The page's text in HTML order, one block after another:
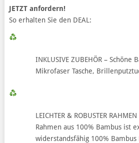
JETZT anfordern!
So erhalten Sie den DEAL:
INKLUSIVE ZUBEHÖR – Schöne
Mikrofaser Tasche,
LEICHTER & ROBUSTER
Rahmen aus 100% Bambus ist
widerstandsfähig 100% Bambus